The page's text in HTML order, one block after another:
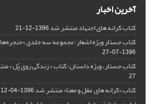
آخرین اخبار
کتاب کرانه های اجتهاد منتشر شد1396-12-21
کتاب جستار ویژه اشعار؛ مجموعه سه جلدی
1396-07-27
کتاب جستار، ویژه داستان؛ کتاب « زندگی روی پُل »
27
کتاب «کرانه های عقل و معنا» منتشر شد1396-04-12